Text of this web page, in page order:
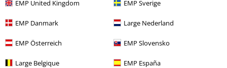
EMP United Kingdom EMP Sverige
EMP Danmark Large Nederland
EMP Österreich EMP Slovensko
Large Belgique EMP España